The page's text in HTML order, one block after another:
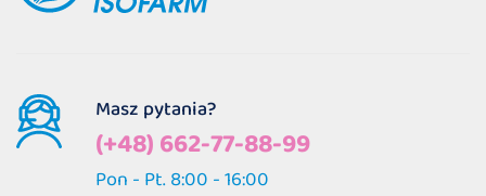
Masz pytania?
(+48) 662-77-88-99
Pon - Pt. 8:00 - 16:00